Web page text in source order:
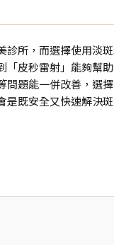
所，而選擇使用
皮秒雷射」能夠
題能一併改善，
既安全又快速解